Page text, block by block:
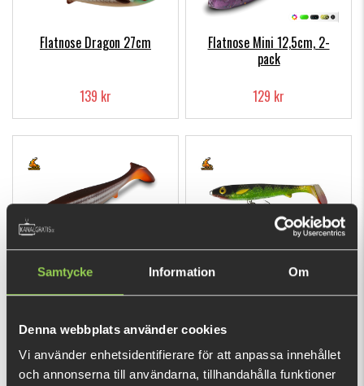
Samtycke Information Om
Denna webbplats använder cookies
Vi använder enhetsidentifierare för att anpassa innehållet
och annonserna till användarna, tillhandahålla funktioner
Flatnose Dragon 27cm
139 kr
Flatnose Mini 12,5cm, 2-
pack
129 kr
Inbyggd Rigg 2-pack